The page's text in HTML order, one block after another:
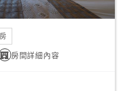
房間詳細內容